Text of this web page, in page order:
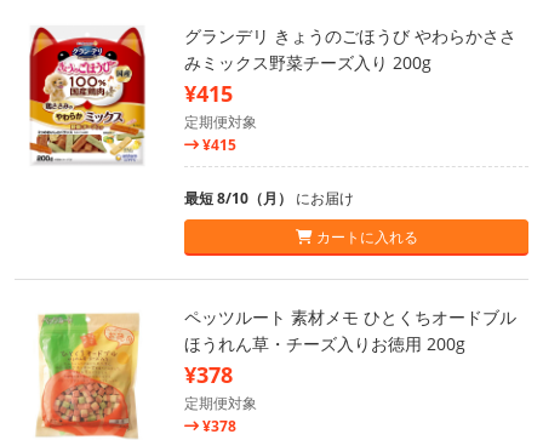
グランデリ きょうのごほうび やわらかささ
みミックス野菜チーズ入り 200g
¥415
定期便対象
¥415
最短 8/10（月） にお届け
カートに入れる
ペッツルート 素材メモ ひとくちオードブル
ほうれん草・チーズ入りお徳用 200g
¥378
定期便対象
¥378